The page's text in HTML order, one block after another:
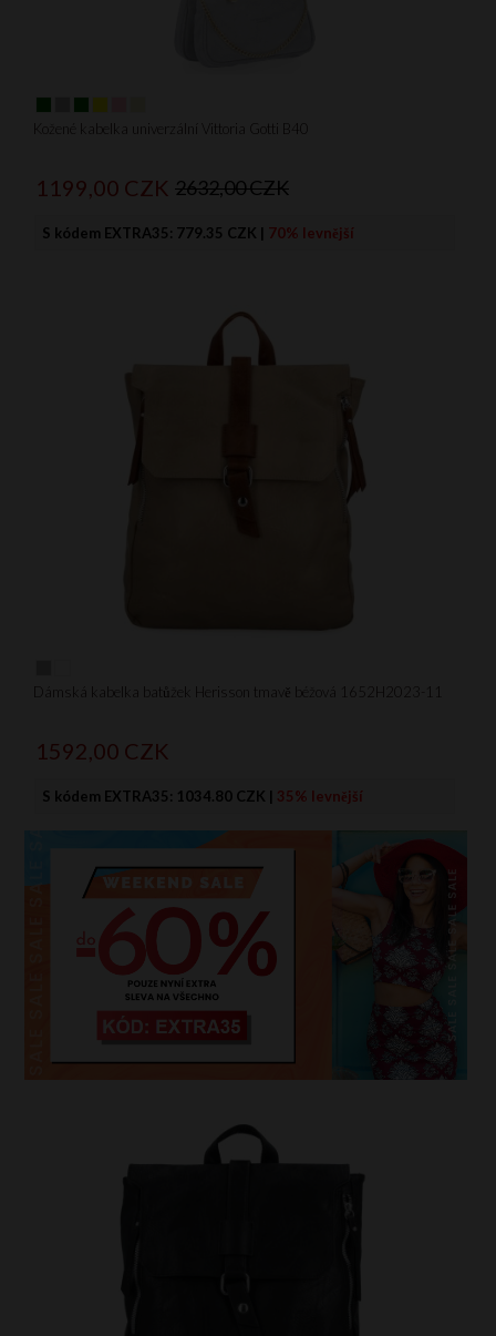
Kožené kabelka univerzální Vittoria Gotti B40
1199,00 CZK 2632,00 CZK
S kódem EXTRA35: 779.35 CZK | 70% levnější
Dámská kabelka batůžek Herisson tmavě béžová 1652H2023-11
1592,00 CZK
S kódem EXTRA35: 1034.80 CZK | 35% levnější